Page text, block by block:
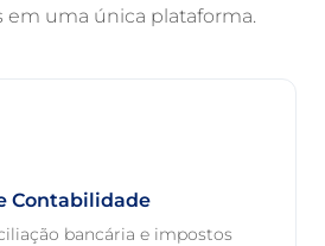
uma única plataforma.
Contabilidade
bancária e impostos